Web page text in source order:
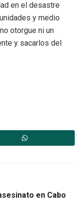
en el desastre
y medio
otorgue ni un
y sacarlos del
en Cabo